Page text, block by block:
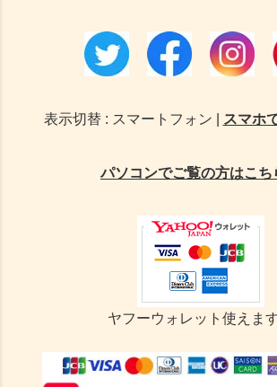
表示切替 : スマートフォン | スマホ
パソコンでご覧の方はこち
ヤフーウォレット使えます